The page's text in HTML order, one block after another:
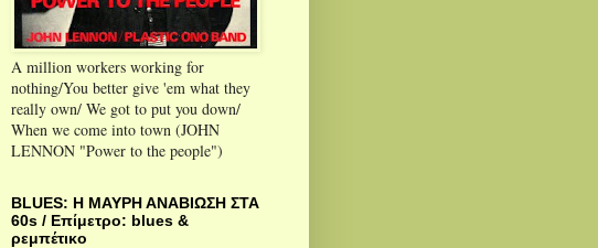
A million workers working for
nothing/You better give 'em what they
really own/ We got to put you down/
When we come into town (JOHN
LENNON "Power to the people")
BLUES: H MΑΥΡΗ ΑΝΑΒΙΩΣΗ ΣΤΑ
60s / Επίμετρο: blues &
ρεμπέτικο